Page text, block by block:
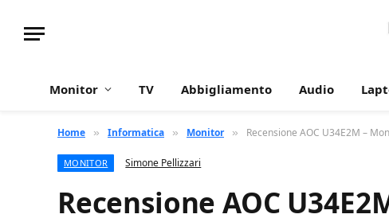
Monitor TV Abbigliamento Audio
Home » Informatica » Monitor » Recensione AOC U34E2M –
MONITOR Simone Pellizzari
Recensione AOC